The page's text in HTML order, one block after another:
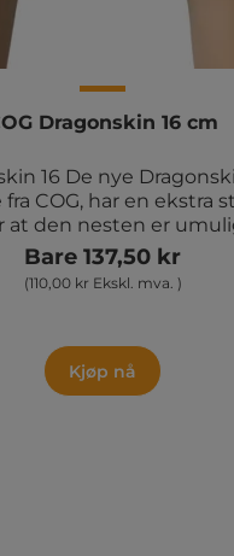
Dragonskin 16 cm
16 De nye
COG, har en ekstra
at den nesten er
den dermed holder
appelsinballer.
til dodgeball og
ballene på alle
hud.V: 100 g. Ø: 16 cm .
Bare 137,50 kr
(110,00 kr Ekskl. mva. )
Kjøp nå